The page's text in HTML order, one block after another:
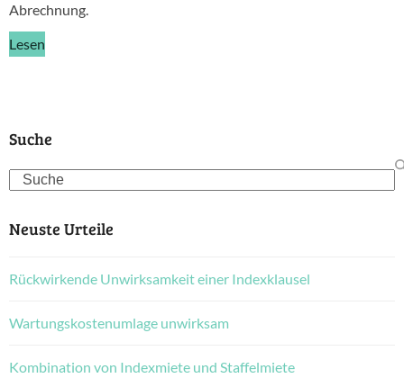
Abrechnung.
Lesen
Suche
Search
Neuste Urteile
Rückwirkende Unwirksamkeit einer Indexklausel
Wartungskostenumlage unwirksam
Kombination von Indexmiete und Staffelmiete